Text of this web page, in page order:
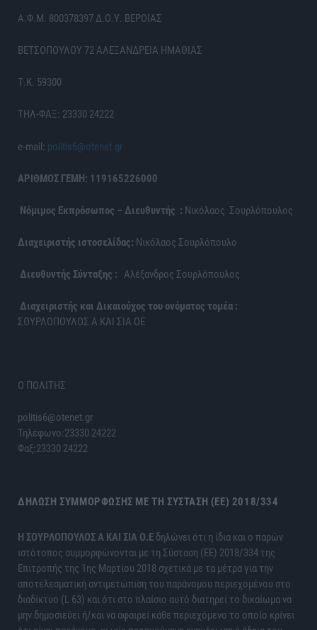
Α.Φ.Μ. 800378397 Δ.Ο.Υ. ΒΕΡΟΙΑΣ
ΒΕΤΣΟΠΟΥΛΟΥ 72 ΑΛΕΞΑΝΔΡΕΙΑ ΗΜΑΘΙΑΣ
Τ.Κ. 59300
ΤΗΛ-ΦΑΞ: 23330 24222
e-mail: politis6@otenet.gr
ΑΡΙΘΜΟΣ ΓΕΜΗ: 119165226000
Νόμιμος Εκπρόσωπος – Διευθυντής : Νικόλαος Σουρλόπουλος
Διαχειριστής ιστοσελίδας: Νικόλαος Σουρλόπουλο
Διευθυντής Σύνταξης : Αλέξανδρος Σουρλόπουλος
Διαχειριστής και Δικαιούχος του ονόματος τομέα :
ΣΟΥΡΛΟΠΟΥΛΟΣ Α ΚΑΙ ΣΙΑ ΟΕ
Ο ΠΟΛΙΤΗΣ
politis6@otenet.gr
Τηλέφωνο:23330 24222
Φαξ:23330 24222
ΔΉΛΩΣΗ ΣΥΜΜΌΡΦΩΣΗΣ ΜΕ ΤΗ ΣΎΣΤΑΣΗ (ΕΕ) 2018/334
H ΣΟΥΡΛΟΠΟΥΛΟΣ Α ΚΑΙ ΣΙΑ Ο.Ε δηλώνει ότι η ίδια και ο παρών
ιστότοπος συμμορφώνονται με τη Σύσταση (ΕΕ) 2018/334 της
Επιτροπής της 1ης Μαρτίου 2018 σχετικά με τα μέτρα για την
αποτελεσματική αντιμετώπιση του παράνομου περιεχομένου στο
διαδίκτυο (L 63) και ότι στο πλαίσιο αυτό διατηρεί το δικαίωμα να
μην δημοσιεύει ή/και να αφαιρεί κάθε περιεχόμενο το οποίο κρίνει